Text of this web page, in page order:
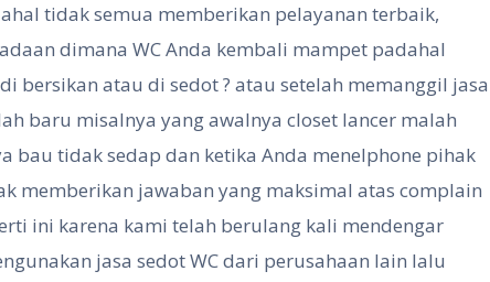
tidak semua memberikan pelayanan terbaik,
dimana WC Anda kembali mampet padahal
bersikan atau di sedot ? atau setelah memanggil jasa
baru misalnya yang awalnya closet lancer malah
bau tidak sedap dan ketika Anda menelphone pihak
memberikan jawaban yang maksimal atas complain
ini karena kami telah berulang kali mendengar
jasa sedot WC dari perusahaan lain lalu